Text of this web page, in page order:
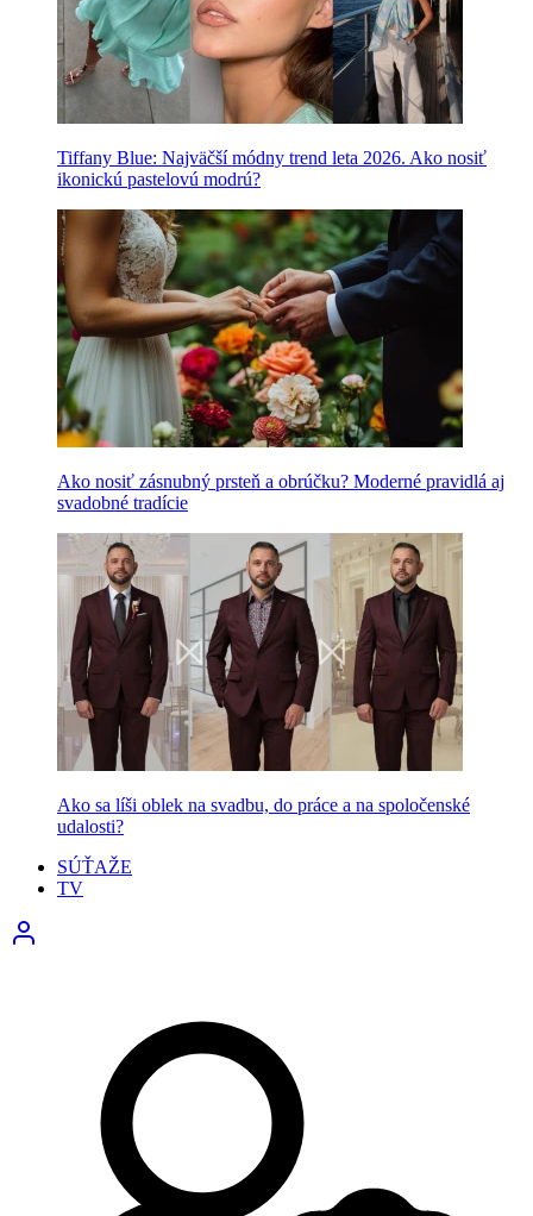
Tiffany Blue: Najväčší módny trend leta 2026. Ako nosiť
ikonickú pastelovú modrú?
Ako nosiť zásnubný prsteň a obrúčku? Moderné pravidlá aj
svadobné tradície
Ako sa líši oblek na svadbu, do práce a na spoločenské
udalosti?
SÚŤAŽE
TV